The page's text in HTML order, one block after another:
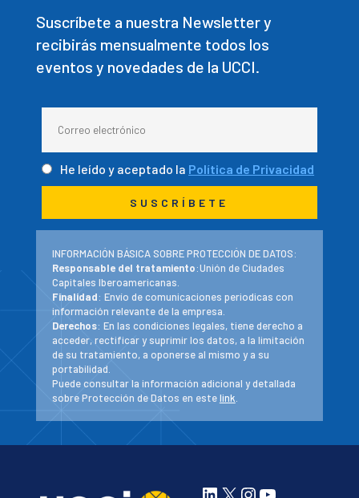
Suscríbete a nuestra Newsletter y
recibirás mensualmente todos los
eventos y novedades de la UCCI.
He leído y aceptado la Política de Privacidad
INFORMACIÓN BÁSICA SOBRE PROTECCIÓN DE DATOS:
Responsable del tratamiento:Unión de Ciudades
Capitales Iberoamericanas.
Finalidad: Envío de comunicaciones periodicas con
información relevante de la empresa.
Derechos: En las condiciones legales, tiene derecho a
acceder, rectificar y suprimir los datos, a la limitación
de su tratamiento, a oponerse al mismo y a su
portabilidad.
Puede consultar la información adicional y detallada
sobre Protección de Datos en estelink.